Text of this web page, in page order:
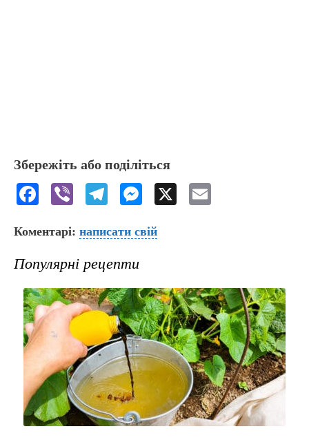
Збережіть або поділіться
F
c
e
b
o
o
k
Vi
er
T
e
gr
a
m
M
s
e
n
g
er
X
Коментарі: написати свій
Популярні рецепти